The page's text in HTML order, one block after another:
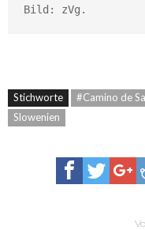
Bild: zVg.
Stichworte #Camino de
Slowenien